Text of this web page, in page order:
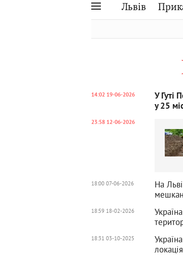
Львів
14:02 19-06-2026
У Гуті
у 25
23:58 12-06-2026
18:00 07-06-2026
На
18:59 18-02-2026
18:31 03-10-2025